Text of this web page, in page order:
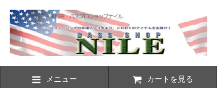
メニュー カートを見る